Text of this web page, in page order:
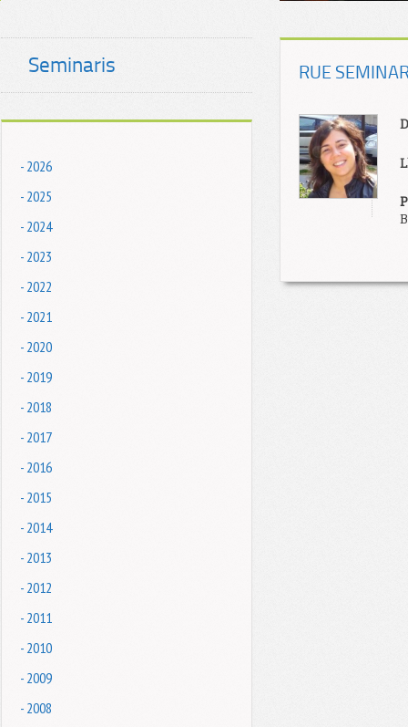
Seminaris
- 2026
- 2025
- 2024
- 2023
- 2022
- 2021
- 2020
- 2019
- 2018
- 2017
- 2016
- 2015
- 2014
- 2013
- 2012
- 2011
- 2010
- 2009
- 2008
RUE